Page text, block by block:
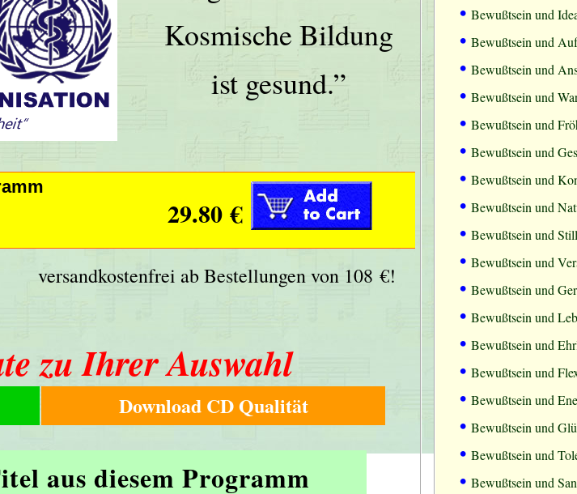
Kosmische Bildung
ist gesund.”
29.80 €
versandkostenfrei ab Bestellungen von 108 €!
zu Ihrer Auswahl
Download CD Qualität
aus diesem Programm
• Bewußtsein und
• Bewußtsein und
• Bewußtsein und
• Bewußtsein und
• Bewußtsein und
• Bewußtsein und
• Bewußtsein und
• Bewußtsein und
• Bewußtsein und
• Bewußtsein und
• Bewußtsein und
• Bewußtsein und
• Bewußtsein und
• Bewußtsein und
• Bewußtsein und
• Bewußtsein und
• Bewußtsein und
• Bewußtsein und